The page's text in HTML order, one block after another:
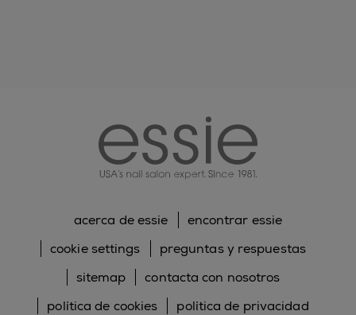
acerca de essie
encontrar essie
cookie settings
preguntas y respuestas
sitemap
contacta con nosotros
política de cookies
política de privacidad